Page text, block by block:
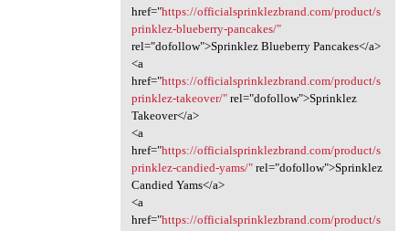
href="https://officialsprinklezbrand.com/product/s
prinklez-blueberry-pancakes/"
rel="dofollow">Sprinklez Blueberry Pancakes</a>
<a
href="https://officialsprinklezbrand.com/product/s
prinklez-takeover/"rel="dofollow">Sprinklez
Takeover</a>
<a
href="https://officialsprinklezbrand.com/product/s
prinklez-candied-yams/"rel="dofollow">Sprinklez
Candied Yams</a>
<a
href="https://officialsprinklezbrand.com/product/s